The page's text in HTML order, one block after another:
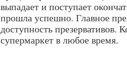
выпадает и поступает
прошла успешно. Главное
доступность презервативов.
супермаркет в любое время.